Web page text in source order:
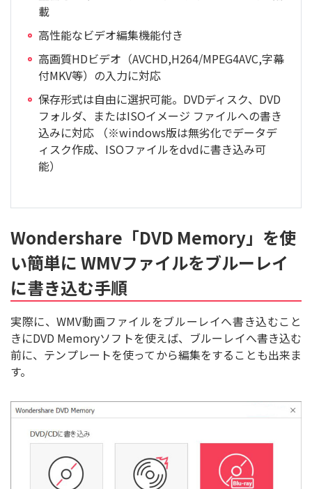
載
高性能なビデオ編集機能付き
高画質HDビデオ（AVCHD,H264/MPEG4AVC,字幕
付MKV等）の入力に対応
保存形式は自由に選択可能。DVDディスク、DVD
フォルダ、またはISOイメージ ファイルへの書き
込みに対応 （※windows版は無劣化でデータデ
ィスク作成、ISOファイルをdvdに書き込み可
能）
Wondershare「DVD Memory」を使
い簡単に WMVファイルをブルーレイ
に書き込む手順
実際に、WMV動画ファイルをブルーレイへ書き込むこと
きにDVD Memoryソフトを使えば、ブルーレイへ書き込む
前に、テンプレートを使ってから編集をすることも出来ま
す。